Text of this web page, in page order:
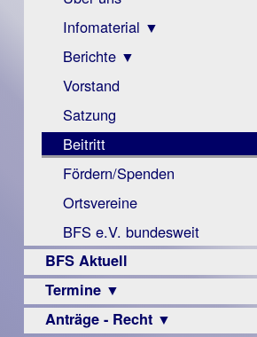
Infomaterial ▼
Visus
Zeitschrift
Monokular
Mac
Instagram-
Links
Berichte ▼
Archiv
Berichte
Vorstand
Satzung
Beitritt
Fördern/Spenden
Ortsvereine
BFS e.V. bundesweit
BFS Aktuell
Termine ▼
Veranstaltungsprogramme
Anträge - Recht ▼